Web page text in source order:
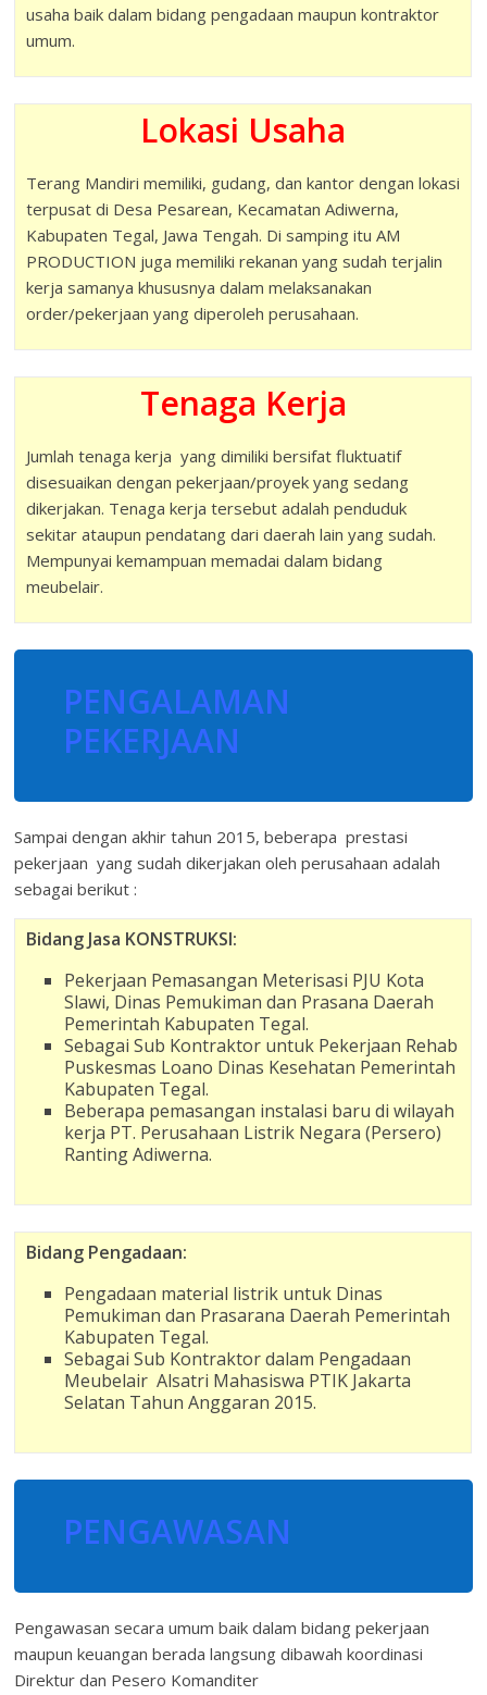
usaha baik dalam bidang pengadaan maupun kontraktor
umum.
Lokasi Usaha
Terang Mandiri memiliki, gudang, dan kantor dengan lokasi
terpusat di Desa Pesarean, Kecamatan Adiwerna,
Kabupaten Tegal, Jawa Tengah. Di samping itu AM
PRODUCTION juga memiliki rekanan yang sudah terjalin
kerja samanya khususnya dalam melaksanakan
order/pekerjaan yang diperoleh perusahaan.
Tenaga Kerja
Jumlah tenaga kerja yang dimiliki bersifat fluktuatif
disesuaikan dengan pekerjaan/proyek yang sedang
dikerjakan. Tenaga kerja tersebut adalah penduduk
sekitar ataupun pendatang dari daerah lain yang sudah.
Mempunyai kemampuan memadai dalam bidang
meubelair.
PENGALAMAN
PEKERJAAN
Sampai dengan akhir tahun 2015, beberapa prestasi
pekerjaan yang sudah dikerjakan oleh perusahaan adalah
sebagai berikut :
Bidang Jasa KONSTRUKSI:
Pekerjaan Pemasangan Meterisasi PJU Kota
Slawi, Dinas Pemukiman dan Prasana Daerah
Pemerintah Kabupaten Tegal.
Sebagai Sub Kontraktor untuk Pekerjaan Rehab
Puskesmas Loano Dinas Kesehatan Pemerintah
Kabupaten Tegal.
Beberapa pemasangan instalasi baru di wilayah
kerja PT. Perusahaan Listrik Negara (Persero)
Ranting Adiwerna.
Bidang Pengadaan:
Pengadaan material listrik untuk Dinas
Pemukiman dan Prasarana Daerah Pemerintah
Kabupaten Tegal.
Sebagai Sub Kontraktor dalam Pengadaan
Meubelair Alsatri Mahasiswa PTIK Jakarta
Selatan Tahun Anggaran 2015.
PENGAWASAN
Pengawasan secara umum baik dalam bidang pekerjaan
maupun keuangan berada langsung dibawah koordinasi
Direktur dan Pesero Komanditer